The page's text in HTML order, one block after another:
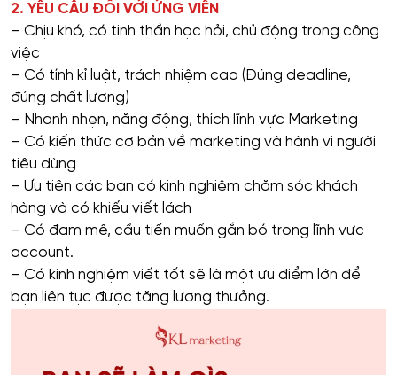
2. YÊU CẦU ĐỐI VỚI ỨNG VIÊN
– Chịu khó, có tinh thần học hỏi, chủ động trong công
việc
– Có tính kỉ luật, trách nhiệm cao (Đúng deadline,
đúng chất lượng)
– Nhanh nhẹn, năng động, thích lĩnh vực Marketing
– Có kiến thức cơ bản về marketing và hành vi người
tiêu dùng
– Ưu tiên các bạn có kinh nghiệm chăm sóc khách
hàng và có khiếu viết lách
– Có đam mê, cầu tiến muốn gắn bó trong lĩnh vực
account.
– Có kinh nghiệm viết tốt sẽ là một ưu điểm lớn để
bạn liên tục được tăng lương thưởng.